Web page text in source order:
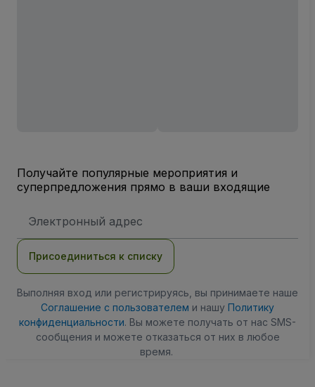
Получайте популярные мероприятия и
суперпредложения прямо в ваши входящие
электронной
Присоединиться к списку
Выполняя вход или регистрируясь, вы принимаете наше
Соглашение с пользователем и нашу Политику
конфиденциальности. Вы можете получать от нас SMS-
сообщения и можете отказаться от них в любое
время.